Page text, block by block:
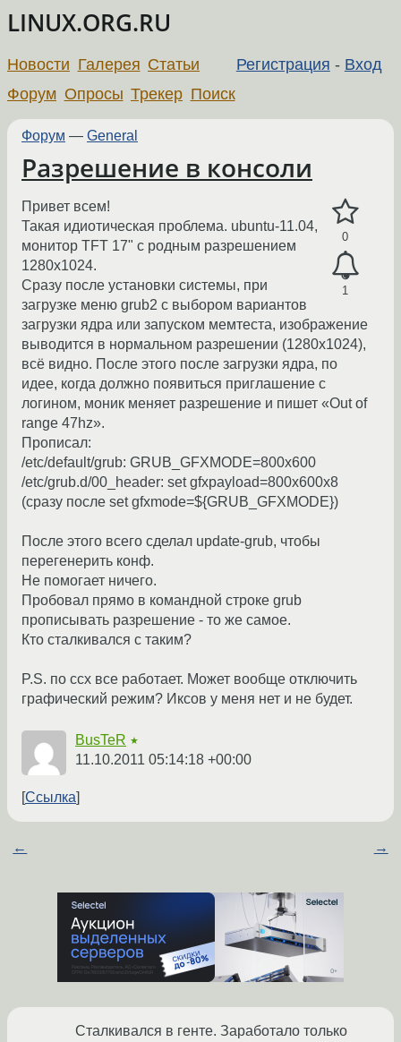
LINUX.ORG.RU
Регистрация - Вход
Новости Галерея Статьи
Форум Опросы Трекер Поиск
Форум — General
Разрешение в консоли
0
1
Привет всем!
Такая идиотическая проблема. ubuntu-11.04,
монитор TFT 17" с родным разрешением
1280х1024.
Сразу после установки системы, при
загрузке меню grub2 с выбором вариантов
загрузки ядра или запуском мемтеста, изображение
выводится в нормальном разрешении (1280х1024),
всё видно. После этого после загрузки ядра, по
идее, когда должно появиться приглашение с
логином, моник меняет разрешение и пишет «Out of
range 47hz».
Прописал:
/etc/default/grub: GRUB_GFXMODE=800x600
/etc/grub.d/00_header: set gfxpayload=800x600x8
(сразу после set gfxmode=${GRUB_GFXMODE})
После этого всего сделал update-grub, чтобы
перегенерить конф.
Не помогает ничего.
Пробовал прямо в командной строке grub
прописывать разрешение - то же самое.
Кто сталкивался с таким?
P.S. по ссх все работает. Может вообще отключить
графический режим? Иксов у меня нет и не будет.
BusTeR ★
11.10.2011 05:14:18 +00:00
Ссылка
← →
Сталкивался в генте. Заработало только